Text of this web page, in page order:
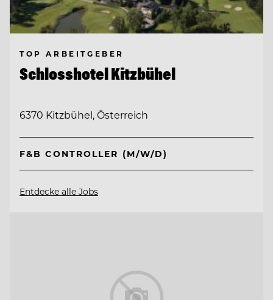
TOP ARBEITGEBER
Schlosshotel Kitzbühel
6370 Kitzbühel, Österreich
F&B CONTROLLER (M/W/D)
Entdecke alle Jobs